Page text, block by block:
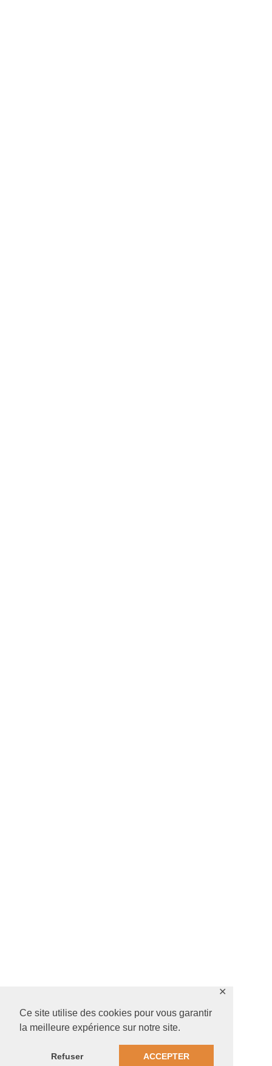
Ce site utilise des cookies pour vous garantir
la meilleure expérience sur notre site.
Refuser ACCEPTER
✕